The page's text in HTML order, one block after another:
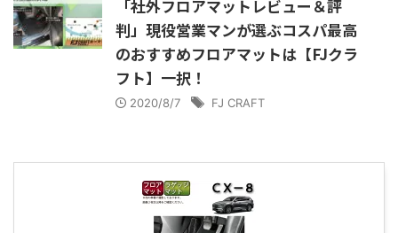
「社外フロアマットレビュー＆評
判」現役営業マンが選ぶコスパ最高
のおすすめフロアマットは【FJクラ
フト】一択！
2020/8/7 FJ CRAFT